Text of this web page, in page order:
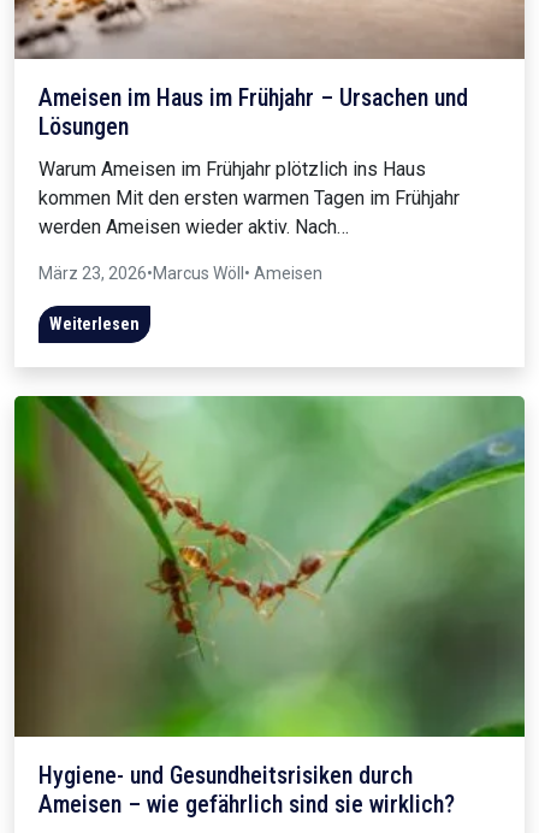
Ameisen im Haus im Frühjahr – Ursachen und
Lösungen
Warum Ameisen im Frühjahr plötzlich ins Haus
kommen Mit den ersten warmen Tagen im Frühjahr
werden Ameisen wieder aktiv. Nach…
März 23, 2026•Marcus Wöll • Ameisen
Weiterlesen
Hygiene- und Gesundheitsrisiken durch
Ameisen – wie gefährlich sind sie wirklich?